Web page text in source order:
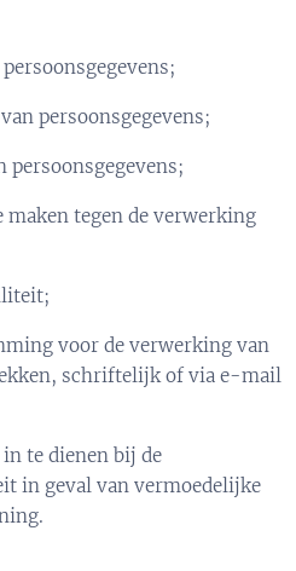
persoonsgegevens;
maken tegen de verwerking
voor de verwerking van
schriftelijk of via e-mail
te dienen bij de
in geval van vermoedelijke